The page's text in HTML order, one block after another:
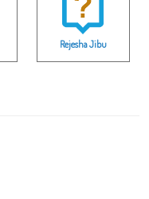
Rejesha Jibu